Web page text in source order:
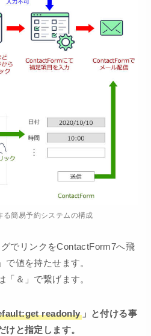
簡易予約システムの構成
でリンクをContactForm7へ飛
値を持たせます。
＆」で繋げます。
readonly」と付ける事
と指定します。